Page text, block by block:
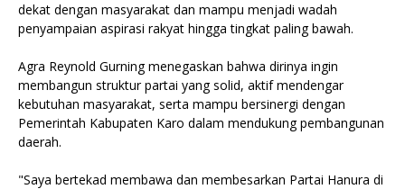
dekat dengan masyarakat dan mampu menjadi wadah
penyampaian aspirasi rakyat hingga tingkat paling bawah.
Agra Reynold Gurning menegaskan bahwa dirinya ingin
membangun struktur partai yang solid, aktif mendengar
kebutuhan masyarakat, serta mampu bersinergi dengan
Pemerintah Kabupaten Karo dalam mendukung pembangunan
daerah.
"Saya bertekad membawa dan membesarkan Partai Hanura di